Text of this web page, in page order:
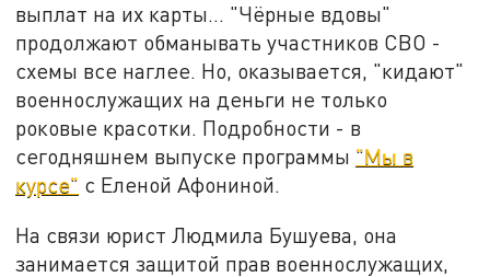
выплат на их карты... "Чёрные вдовы"
продолжают обманывать участников СВО -
схемы все наглее. Но, оказывается, "кидают"
военнослужащих на деньги не только
роковые красотки. Подробности - в
сегодняшнем выпуске программы "Мы в
курсе" с Еленой Афониной.
На связи юрист Людмила Бушуева, она
занимается защитой прав военнослужащих,